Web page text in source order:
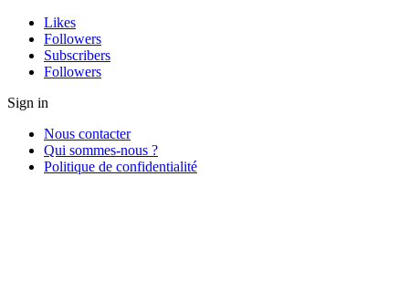
Likes
Followers
Subscribers
Followers
Sign in
Nous contacter
Qui sommes-nous ?
Politique de confidentialité